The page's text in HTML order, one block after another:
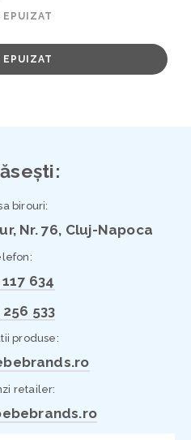
EPUIZAT
EPUIZAT
birouri:
Nr. 76, Cluj-Napoca
634
533
produse:
retailer: